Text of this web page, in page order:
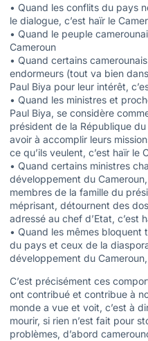
• Quand les conflits du pays
le dialogue, c’est haïr le
• Quand le peuple
Cameroun
• Quand certains
endormeurs (tout va bien
Paul Biya pour leur intérêt,
• Quand les ministres et
Paul Biya, se considère
président de la République
avoir à accomplir leurs
ce qu’ils veulent, c’est haïr le
• Quand certains ministres
développement du
membres de la famille du
méprisant, détournent des
adressé au chef d’Etat, c’est
• Quand les mêmes bloquent
du pays et ceux de la
développement du
C’est précisément ces
ont contribué et contribue à
monde a vue et voit, c’est à
mourir, si rien n’est fait pour
problèmes, d’abord